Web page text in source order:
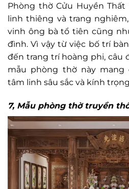
Phòng thờ Cửu Huyền
linh thiêng và trang
vinh ông bà tổ tiên cũng
đình. Vì vậy từ việc bố trí
đến trang trí hoàng phi, câu
mẫu phòng thờ này
tâm linh sâu sắc và kính
7, Mẫu phòng thờ truyền